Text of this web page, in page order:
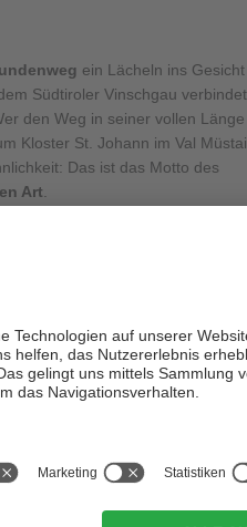
ein Lächeln ins Gesicht
Südtiroler Vinschgau
den Weg in seiner vollen Länge
Kloster St. Johann im Val
Das ist das Motto des
Art
Felssturzgefahr
ist begehbar. (aktueller
begangen werden können, sei
Leonhardskircheempfohlen.
15. Jh. erwarten Dich hier.
Kapellen und religiöse
sind St. Kosmas und
mit dem malerischen
Pfarrkirche St. Luzius.
in Laatsch bei Mals